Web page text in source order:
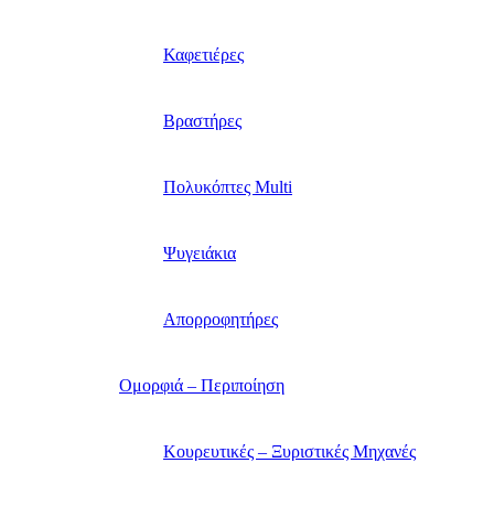
Καφετιέρες
Βραστήρες
Πολυκόπτες Multi
Ψυγειάκια
Απορροφητήρες
Ομορφιά – Περιποίηση
Κουρευτικές – Ξυριστικές Μηχανές